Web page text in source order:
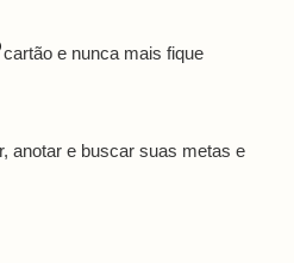
e nunca mais fique
anotar e buscar suas metas e